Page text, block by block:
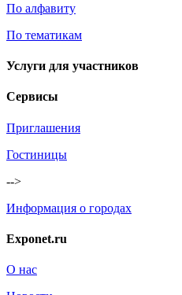
По алфавиту
По тематикам
Услуги для участников
Сервисы
Приглашения
Гостиницы
-->
Информация о городах
Exponet.ru
О нас